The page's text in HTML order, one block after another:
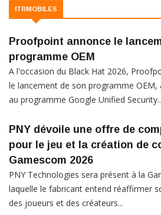
ITRMOBILES
Proofpoint annonce le
programme OEM
A l'occasion du Black Hat 2026,
le lancement de son programme OEM,
au programme Google Unified
PNY dévoile une offre de
pour le jeu et la création de
Gamescom 2026
PNY Technologies sera présent à la
laquelle le fabricant entend réaffirmer
des joueurs et des créateurs...